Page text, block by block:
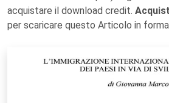
acquistare il download credit.
per scaricare questo Articolo in